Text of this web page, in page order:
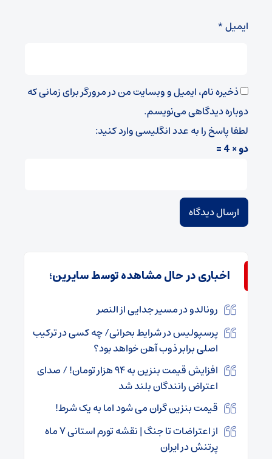
ایمیل*
ذخیره نام، ایمیل و وبسایت من در مرورگر برای زمانی که
دوباره دیدگاهی می‌نویسم.
لطفا پاسخ را به عدد انگلیسی وارد کنید:
دو × 4 =
اخباری در حال مشاهده توسط سایرین؛
رونالدو در مسیر جدایی از النصر
پرسپولیس در شرایط بحرانی/ چه کسی در ترکیب
اصلی برابر ذوب آهن خواهد بود؟
افزایش قیمت بنزین به ۹۴ هزار تومان! / صدای
اعتراض رانندگان بلند شد
قیمت بنزین گران می شود اما به یک شرط!
از اعتراضات تا جنگ | نقشه تورم استانی ۷ ماه
پرتنش در ایران